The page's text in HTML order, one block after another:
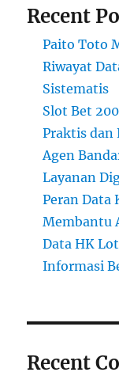
Recent
Paito Toto
Riwayat
Sistematis
Slot Bet
Praktis dan
Agen
Layanan
Peran Data
Membantu
Data HK
Informasi
Recent